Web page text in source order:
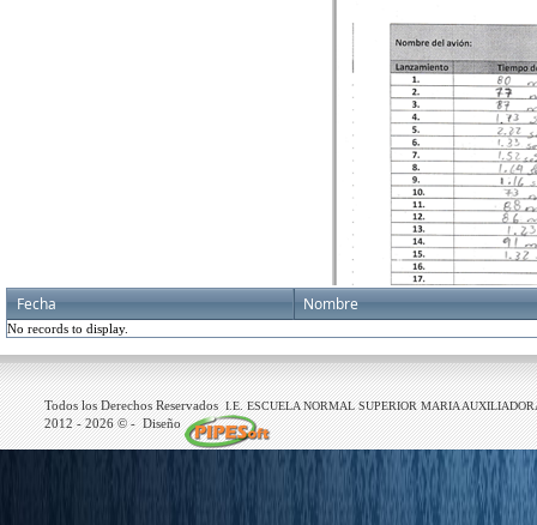
Fecha Nombre
No records to display.
Todos los Derechos ReservadosI.E. ESCUELA NORMAL SUPERIOR MARIA
2012 -2026© - Diseño